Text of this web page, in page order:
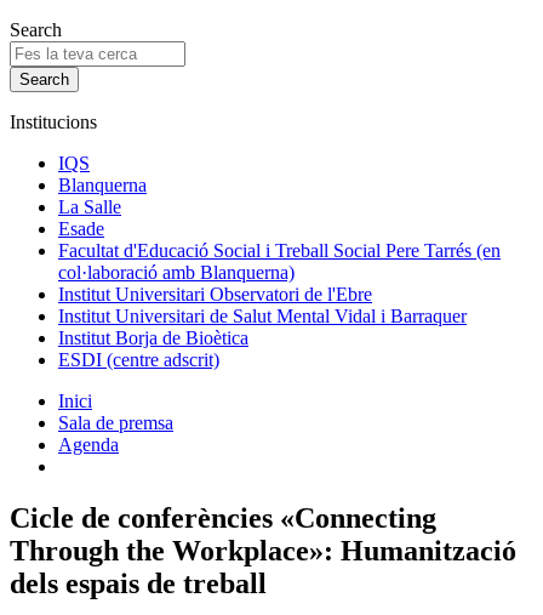
Search
Institucions
IQS
Blanquerna
La Salle
Esade
Facultat d'Educació Social i Treball Social Pere Tarrés (en
col·laboració amb Blanquerna)
Institut Universitari Observatori de l'Ebre
Institut Universitari de Salut Mental Vidal i Barraquer
Institut Borja de Bioètica
ESDI (centre adscrit)
Inici
Sala de premsa
Agenda
Cicle de conferències «Connecting
Through the Workplace»: Humanització
dels espais de treball